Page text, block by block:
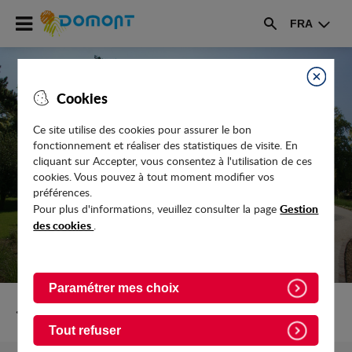
Cookies
Fermer
Ce site utilise des cookies pour assurer le bon
fonctionnement et réaliser des statistiques de visite. En
cliquant sur Accepter, vous consentez à l'utilisation de ces
cookies. Vous pouvez à tout moment modifier vos
préférences.
Pour plus d'informations, veuillez consulter la pageGestion
des cookies .
Paramétrer mes choix
Tout refuser
Accéder
au
menu
Accéder
contenu
Rechercher
FRA
CŒUR DE VILLE : LES COMMERÇANTS
POURSUIVENT LEUR INSTALLATION
Retour vers Actualites